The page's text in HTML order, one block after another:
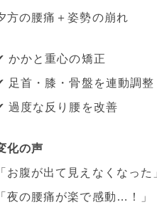
方の腰痛＋姿勢の崩れ
かかと重心の矯正
足首・膝・骨盤を連動調整
過度な反り腰を改善
化の声
「お腹が出て見えなくなった
「夜の腰痛が楽で感動…！」